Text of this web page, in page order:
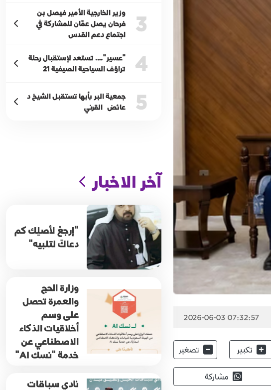
2026-06-03 07:32:57
تكبير تصغير
مشاركة
3
وزير الخارجية الأمير فيصل بن
فرحان يصل عمّان للمشاركة في
اجتماع دعم القدس
4
"عسير"…. تستعد لإستقبال رحلة
تراؤف السياحية الصيفية 21
5
جمعية البر بأبها تستقبل الشيخ د
عائض القرني
آخر الاخبار
"إرجعْ لأصلِك كم
دعاكَ لتلبيه"
وزارة الحج
والعمرة تحصل
على وسم
أخلاقيات الذكاء
الاصطناعي عن
خدمة "نسك AI"
نادي سباقات